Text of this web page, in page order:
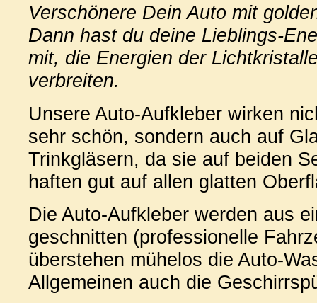
Verschönere Dein Auto mit
Dann hast du deine Lieblings-
mit, die Energien der
verbreiten.
Unsere Auto-Aufkleber wirken
sehr schön, sondern auch auf
Trinkgläsern, da sie auf beiden
haften gut auf allen glatten
Die Auto-Aufkleber werden aus
geschnitten (professionelle
überstehen mühelos die Auto-
Allgemeinen auch die